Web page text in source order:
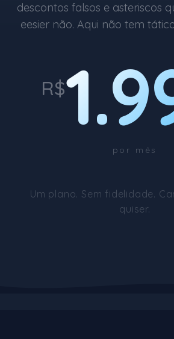
descontos falsos e asteriscos
eesier não. Aqui não tem
R$
por mês
Um plano. Sem fidelidade.
quiser.